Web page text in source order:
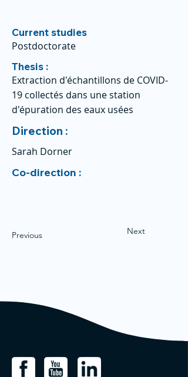
Current studies
Postdoctorate
Thesis :
Extraction d'échantillons de COVID-
19 collectés dans une station
d'épuration des eaux usées
Direction :
Sarah Dorner
Co-direction :
Previous Next